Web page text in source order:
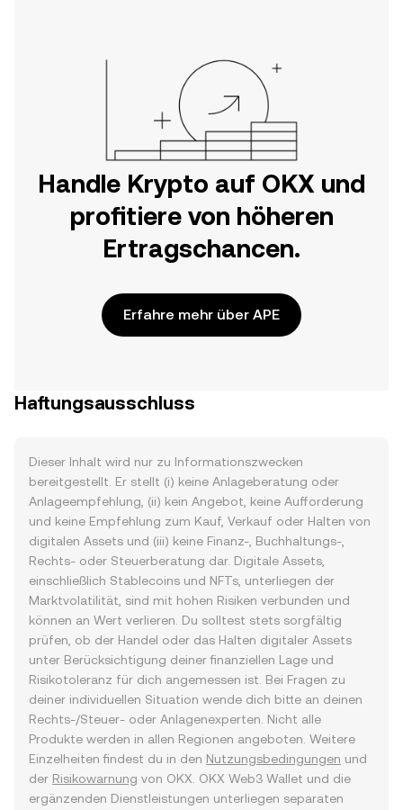
Handle Krypto auf OKX und
profitiere von höheren
Ertragschancen.
Erfahre mehr über APE
Haftungsausschluss
Dieser Inhalt wird nur zu Informationszwecken
bereitgestellt. Er stellt (i) keine Anlageberatung oder
Anlageempfehlung, (ii) kein Angebot, keine Aufforderung
und keine Empfehlung zum Kauf, Verkauf oder Halten von
digitalen Assets und (iii) keine Finanz-, Buchhaltungs-,
Rechts- oder Steuerberatung dar. Digitale Assets,
einschließlich Stablecoins und NFTs, unterliegen der
Marktvolatilität, sind mit hohen Risiken verbunden und
können an Wert verlieren. Du solltest stets sorgfältig
prüfen, ob der Handel oder das Halten digitaler Assets
unter Berücksichtigung deiner finanziellen Lage und
Risikotoleranz für dich angemessen ist. Bei Fragen zu
deiner individuellen Situation wende dich bitte an deinen
Rechts-/Steuer- oder Anlagenexperten. Nicht alle
Produkte werden in allen Regionen angeboten. Weitere
Einzelheiten findest du in den Nutzungsbedingungen und
der Risikowarnung von OKX. OKX Web3 Wallet und die
ergänzenden Dienstleistungen unterliegen separaten